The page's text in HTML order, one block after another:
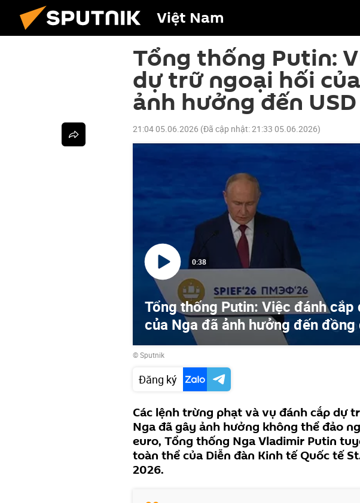
Việt Nam
Tổng thống Putin:
dự trữ ngoại hối
ảnh hưởng đến
21:04 05.06.2026 (Đã cập nhật:21:33 05.06.2026)
Tổng thống Putin: Việc đánh
của Nga đã ảnh hưởng đến
0:38
© Sputnik
Đăng ký
Các lệnh trừng phạt và vụ đánh cắp dự
Nga đã gây ảnh hưởng không thể đảo
euro, Tổng thống Nga Vladimir Putin
toàn thể của Diễn đàn Kinh tế Quốc tế
2026.